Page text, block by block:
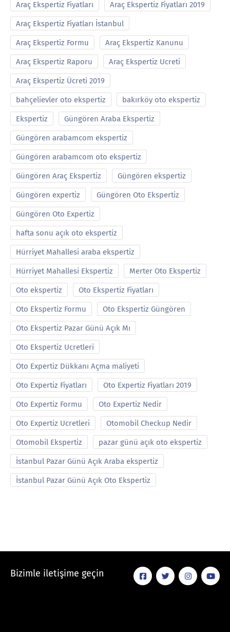
Araç Ekspertiz Fiyatları Araç Ekspertiz Fiyatları 2019
Araç Ekspertiz Fiyatları İstanbul
Araç Ekspertiz Formu Araç Ekspertiz Kanunu
Araç Ekspertiz Raporu Araç Ekspertiz Ucreti
Araç Ekspertiz Ücreti 2019
bahçelievler oto ekspertiz bakırköy oto ekspertiz
Ekspertiz Güngören Araba Ekspertiz
Güngören arabamcom ekspertiz
Güngören arabamcom oto ekspertiz
Güngören Araç Ekspertiz Güngören ekspertiz
Güngören expertiz Güngören Oto Ekspertiz
Güngören Oto Expertiz
hafta sonu açık oto ekspertiz
Hürriyet Mahallesi araba ekspertiz
Hürriyet Mahallesi Ekspertiz Merter Oto Ekspertiz
Oto ekspertiz Oto Ekspertiz Fiyatları
Oto Ekspertiz Formu Oto Ekspertiz Güngören
Oto Ekspertiz Pazar Günü Açık Mı
Oto Ekspertiz Ucretleri
Oto Expertiz Dükkanı Açma maliyeti
Oto Expertiz Fiyatları Oto Expertiz Fiyatları 2019
Oto Expertiz Formu Oto Expertiz Nedir
Oto Expertiz Ucretleri Otomobil Checkup Nedir
Otomobil Ekspertiz pazar günü açık oto ekspertiz
İstanbul Pazar Günü Açık Araba ekspertiz
İstanbul Pazar Günü Açık Oto Ekspertiz
Bizimle iletişime geçin